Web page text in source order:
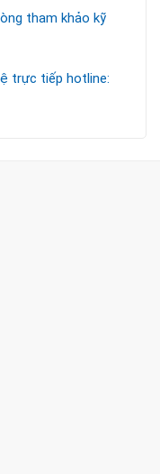
tham khảo kỹ
trực tiếp hotline: